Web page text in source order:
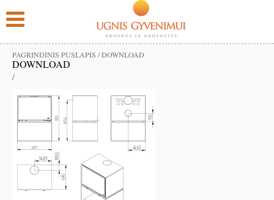
PAGRINDINIS PUSLAPIS /DOWNLOAD
DOWNLOAD
/